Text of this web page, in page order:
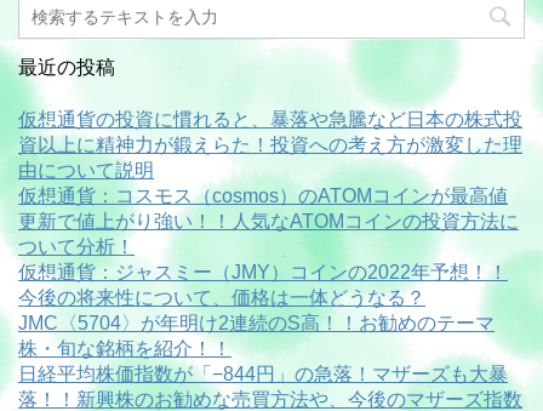
最近の投稿
仮想通貨の投資に慣れると、暴落や急騰など日本の株式投
資以上に精神力が鍛えらた！投資への考え方が激変した理
由について説明
仮想通貨：コスモス（cosmos）のATOMコインが最高値
更新で値上がり強い！！人気なATOMコインの投資方法に
ついて分析！
仮想通貨：ジャスミー（JMY）コインの2022年予想！！
今後の将来性について、価格は一体どうなる？
JMC〈5704〉が年明け2連続のS高！！お勧めのテーマ
株・旬な銘柄を紹介！！
日経平均株価指数が「−844円」の急落！マザーズも大暴
落！！新興株のお勧めな売買方法や、今後のマザーズ指数